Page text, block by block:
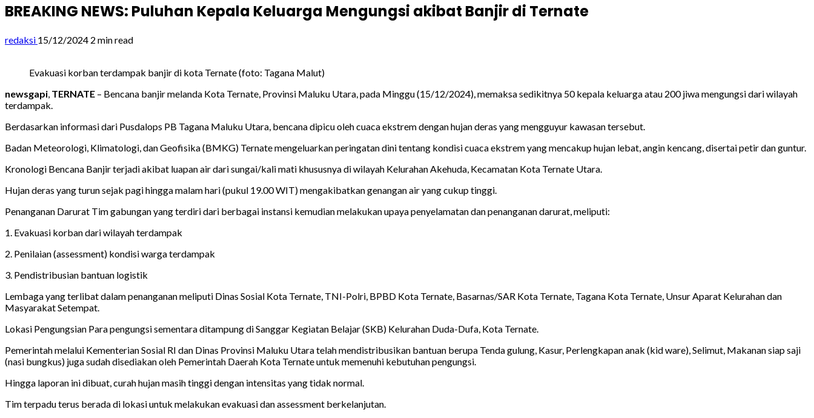
BREAKING NEWS: Puluhan Kepala Keluarga Mengungsi akibat Banjir di Ternate
redaksi 15/12/2024 2 min read
Evakuasi korban terdampak banjir di kota Ternate (foto: Tagana Malut)
newsgapi, TERNATE – Bencana banjir melanda Kota Ternate, Provinsi Maluku Utara, pada Minggu (15/12/2024), memaksa sedikitnya 50 kepala keluarga atau 200 jiwa mengungsi dari wilayah
terdampak.
Berdasarkan informasi dari Pusdalops PB Tagana Maluku Utara, bencana dipicu oleh cuaca ekstrem dengan hujan deras yang mengguyur kawasan tersebut.
Badan Meteorologi, Klimatologi, dan Geofisika (BMKG) Ternate mengeluarkan peringatan dini tentang kondisi cuaca ekstrem yang mencakup hujan lebat, angin kencang, disertai petir dan guntur.
Kronologi Bencana Banjir terjadi akibat luapan air dari sungai/kali mati khususnya di wilayah Kelurahan Akehuda, Kecamatan Kota Ternate Utara.
Hujan deras yang turun sejak pagi hingga malam hari (pukul 19.00 WIT) mengakibatkan genangan air yang cukup tinggi.
Penanganan Darurat Tim gabungan yang terdiri dari berbagai instansi kemudian melakukan upaya penyelamatan dan penanganan darurat, meliputi:
1. Evakuasi korban dari wilayah terdampak
2. Penilaian (assessment) kondisi warga terdampak
3. Pendistribusian bantuan logistik
Lembaga yang terlibat dalam penanganan meliputi Dinas Sosial Kota Ternate, TNI-Polri, BPBD Kota Ternate, Basarnas/SAR Kota Ternate, Tagana Kota Ternate, Unsur Aparat Kelurahan dan
Masyarakat Setempat.
Lokasi Pengungsian Para pengungsi sementara ditampung di Sanggar Kegiatan Belajar (SKB) Kelurahan Duda-Dufa, Kota Ternate.
Pemerintah melalui Kementerian Sosial RI dan Dinas Provinsi Maluku Utara telah mendistribusikan bantuan berupa Tenda gulung, Kasur, Perlengkapan anak (kid ware), Selimut, Makanan siap saji
(nasi bungkus) juga sudah disediakan oleh Pemerintah Daerah Kota Ternate untuk memenuhi kebutuhan pengungsi.
Hingga laporan ini dibuat, curah hujan masih tinggi dengan intensitas yang tidak normal.
Tim terpadu terus berada di lokasi untuk melakukan evakuasi dan assessment berkelanjutan.